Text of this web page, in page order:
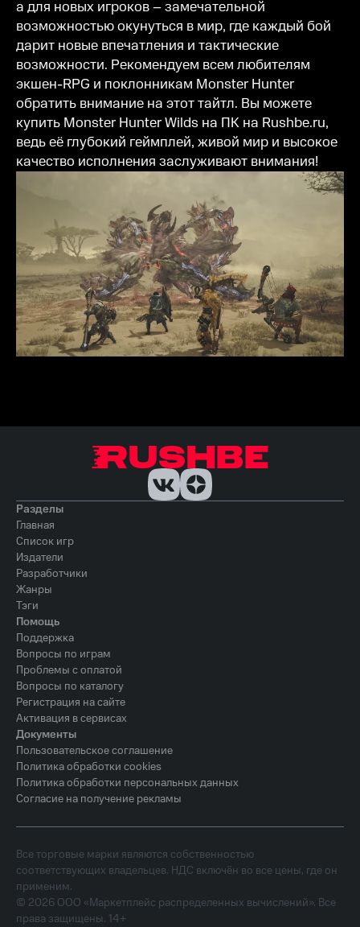
а для новых игроков – замечательной
возможностью окунуться в мир, где каждый бой
дарит новые впечатления и тактические
возможности. Рекомендуем всем любителям
экшен-RPG и поклонникам Monster Hunter
обратить внимание на этот тайтл. Вы можете
купить Monster Hunter Wilds на ПК на Rushbe.ru,
ведь её глубокий геймплей, живой мир и высокое
качество исполнения заслуживают внимания!
Разделы
Главная
Список игр
Издатели
Разработчики
Жанры
Тэги
Помощь
Поддержка
Вопросы по играм
Проблемы с оплатой
Вопросы по каталогу
Регистрация на сайте
Активация в сервисах
Документы
Пользовательское соглашение
Политика обработки cookies
Политика обработки персональных данных
Согласие на получение рекламы
Все торговые марки являются собственностью
соответствующих владельцев. НДС включён во все цены, где он
применим.
© 2026 ООО «Маркетплейс распределенных вычислений». Все
права защищены. 14+